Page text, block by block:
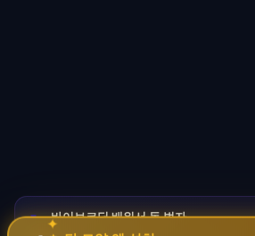
🚀바이브코딩 배워서 돈 벌자
코딩 몰라도 AI로 자동화 수익 시스템 구축 · 무료
✦